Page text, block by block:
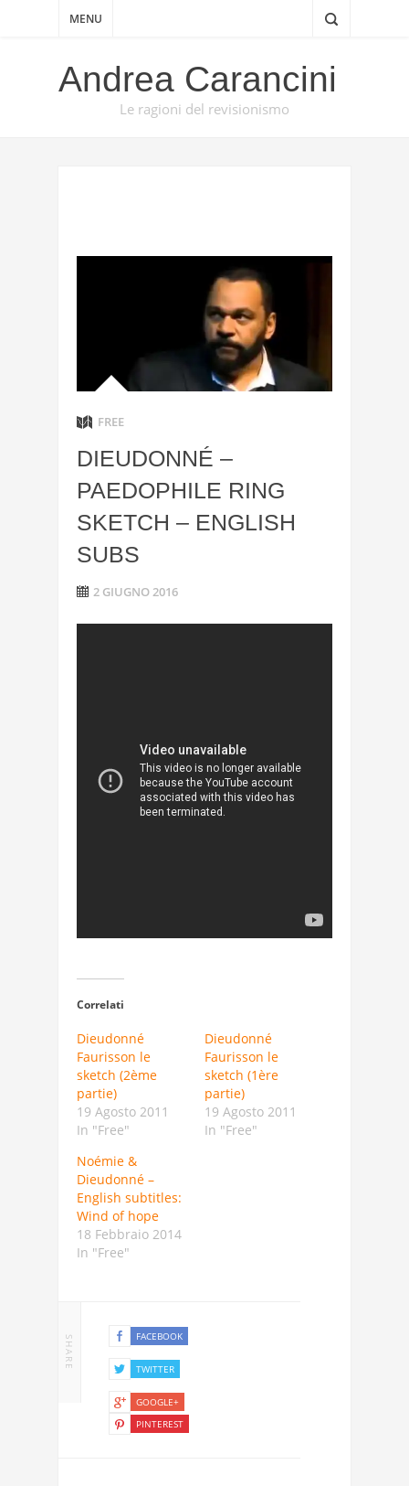
MENU
Andrea Carancini
Le ragioni del revisionismo
FREE
DIEUDONNÉ –
PAEDOPHILE RING
SKETCH – ENGLISH
SUBS
2 GIUGNO 2016
Correlati
Dieudonné
Faurisson le
sketch (2ème
partie)
19 Agosto 2011
In "Free"
Dieudonné
Faurisson le
sketch (1ère
partie)
19 Agosto 2011
In "Free"
Noémie &
Dieudonné –
English subtitles:
Wind of hope
18 Febbraio 2014
In "Free"
SHARE FACEBOOK
TWITTER
GOOGLE+
PINTEREST